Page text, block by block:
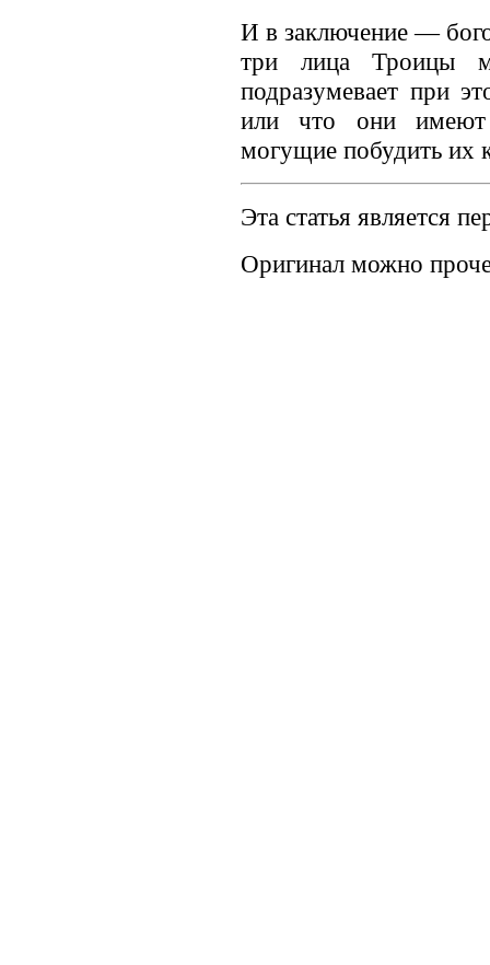
И в заключение —
три лица Троицы
подразумевает при
или что они имеют
могущие побудить их
Эта статья является
Оригинал можно